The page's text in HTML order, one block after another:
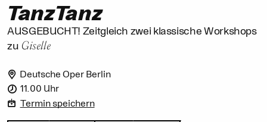
Deutsche Oper Berlin
11.00 Uhr
Termin speichern
TanzTanz
AUSGEBUCHT! Zeitgleich zwei klassische Workshops
zu Giselle